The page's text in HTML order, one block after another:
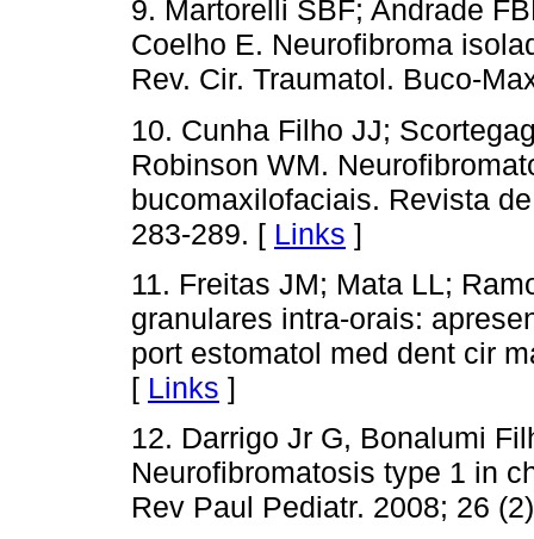
9. Martorelli SBF; Andrade
Coelho E. Neurofibroma
Rev. Cir. Traumatol. Buco-
10. Cunha Filho JJ;
Robinson WM.
bucomaxilofaciais. Revista
283-289. [ Links ]
11. Freitas JM; Mata LL;
granulares intra-orais:
port estomatol med dent cir
[ Links ]
12. Darrigo Jr G, Bonalumi
Neurofibromatosis type 1 in
Rev Paul Pediatr. 2008; 26